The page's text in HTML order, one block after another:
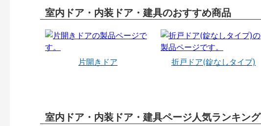
室内ドア・内装ドア・建具のおすすめ商品
片開きドア 折戸ドア(錠なしタイプ)
室内ドア・内装ドア・建具ページ人気ランキング